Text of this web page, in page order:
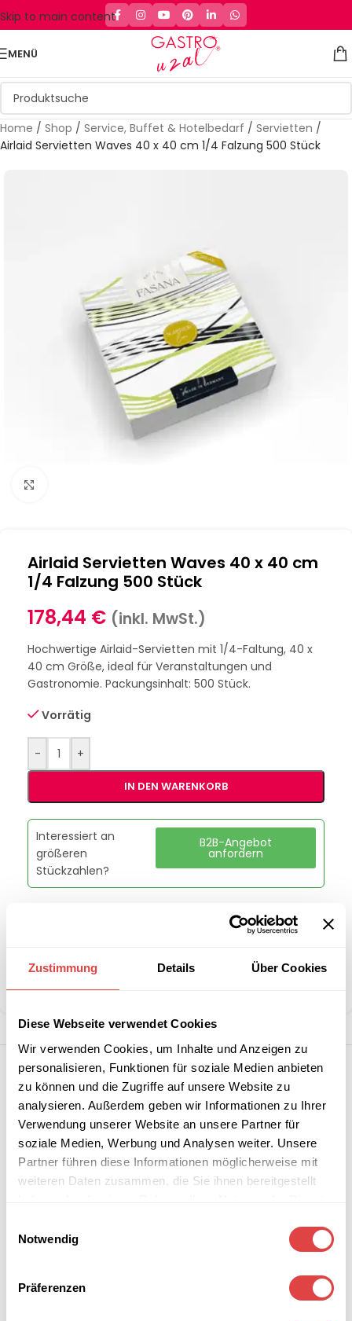
Zustimmung Details Über Cookies
Diese Webseite verwendet Cookies
Wir verwenden Cookies, um Inhalte und Anzeigen zu
personalisieren, Funktionen für soziale Medien anbieten
zu können und die Zugriffe auf unsere Website zu
analysieren. Außerdem geben wir Informationen zu Ihrer
Verwendung unserer Website an unsere Partner für
soziale Medien, Werbung und Analysen weiter. Unsere
Partner führen diese Informationen möglicherweise mit
weiteren Daten zusammen, die Sie ihnen bereitgestellt
Notwendig
Präferenzen
Skip to main content
MENÜ
Home / Shop / Service, Buffet & Hotelbedarf / Servietten /
Airlaid Servietten Waves 40 x 40 cm 1/4 Falzung 500 Stück
Airlaid Servietten Waves 40 x 40 cm
1/4 Falzung 500 Stück
178,44 € (inkl. MwSt.)
Hochwertige Airlaid-Servietten mit 1/4-Faltung, 40 x
40 cm Größe, ideal für Veranstaltungen und
Gastronomie. Packungsinhalt: 500 Stück.
Vorrätig
- +
IN DEN WARENKORB
Interessiert an
größeren
Stückzahlen?
B2B-Angebot
anfordern
Marke:Gastro Uzal
Teilen: